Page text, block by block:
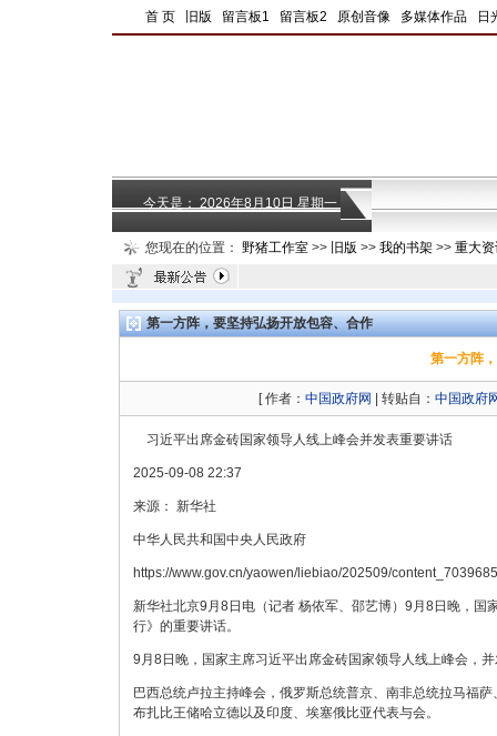
首 页 旧版 留言板1 留言板2 原创音像 多媒体作品 日
今天是： 2026年8月10日 星期一
您现在的位置： 野猪工作室 >> 旧版 >> 我的书架 >> 重大
第一方阵，要坚持弘扬开放包容、合作
第一方阵
[ 作者： 中国政府网 | 转贴自： 中国政府
习近平出席金砖国家领导人线上峰会并发表重要讲话
2025-09-08 22:37
来源： 新华社
中华人民共和国中央人民政府
https://www.gov.cn/yaowen/liebiao/202509/
新华社北京9月8日电（记者 杨依军、邵艺博）9月8日晚，
行》的重要讲话。
9月8日晚，国家主席习近平出席金砖国家领导人线上峰会，
巴西总统卢拉主持峰会，俄罗斯总统普京、南非总统拉马福
布扎比王储哈立德以及印度、埃塞俄比亚代表与会。